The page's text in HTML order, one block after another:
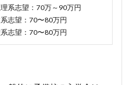
系志望：70万～90万円
志望：70〜80万円
志望：70〜80万円